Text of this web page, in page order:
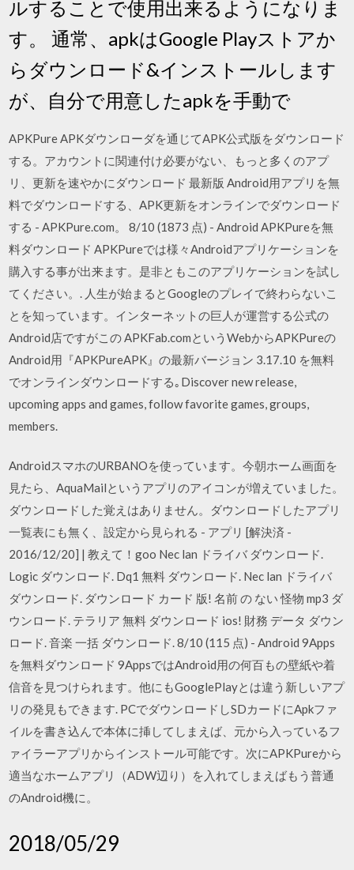
ルすることで使用出来るようになりま
す。 通常、apkはGoogle Playストアか
らダウンロード&インストールします
が、自分で用意したapkを手動で
APKPure APKダウンローダを通じてAPK公式版をダウンロード
する。アカウントに関連付け必要がない、もっと多くのアプ
リ、更新を速やかにダウンロード 最新版 Android用アプリを無
料でダウンロードする、APK更新をオンラインでダウンロード
する - APKPure.com。 8/10 (1873 点) - Android APKPureを無
料ダウンロード APKPureでは様々Androidアプリケーションを
購入する事が出来ます。是非ともこのアプリケーションを試し
てください。. 人生が始まるとGoogleのプレイで終わらないこ
とを知っています。インターネットの巨人が運営する公式の
Android店ですがこの APKFab.comというWebからAPKPureの
Android用『APKPureAPK』の最新バージョン 3.17.10 を無料
でオンラインダウンロードする｡Discover new release,
upcoming apps and games, follow favorite games, groups,
members.
AndroidスマホのURBANOを使っています。今朝ホーム画面を
見たら、AquaMailというアプリのアイコンが増えていました。
ダウンロードした覚えはありません。ダウンロードしたアプリ
一覧表にも無く、設定から見られる - アプリ [解決済 -
2016/12/20] | 教えて！goo Nec lan ドライバ ダウンロード.
Logic ダウンロード. Dq1 無料 ダウンロード. Nec lan ドライバ
ダウンロード. ダウンロード カード 版! 名前 の ない 怪物 mp3 ダ
ウンロード. テラリア 無料 ダウンロード ios! 財務 データ ダウン
ロード. 音楽 一括 ダウンロード. 8/10 (115 点) - Android 9Apps
を無料ダウンロード 9AppsではAndroid用の何百もの壁紙や着
信音を見つけられます。他にもGooglePlayとは違う新しいアプ
リの発見もできます. PCでダウンロードしSDカードにApkファ
イルを書き込んで本体に挿してしまえば、元から入っているフ
ァイラーアプリからインストール可能です。次にAPKPureから
適当なホームアプリ（ADW辺り）を入れてしまえばもう普通
のAndroid機に。
2018/05/29